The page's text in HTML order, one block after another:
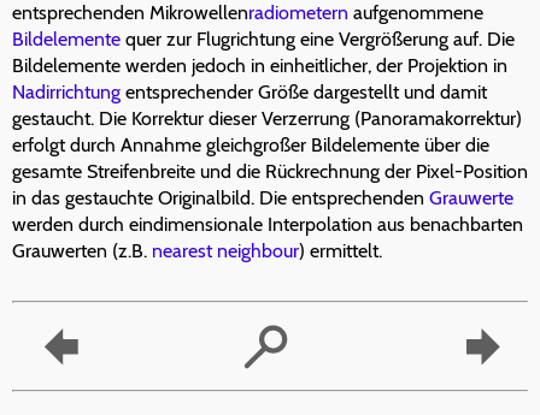
entsprechenden Mikrowellenradiometern aufgenommene
Bildelemente quer zur Flugrichtung eine Vergrößerung auf. Die
Bildelemente werden jedoch in einheitlicher, der Projektion in
Nadirrichtung entsprechender Größe dargestellt und damit
gestaucht. Die Korrektur dieser Verzerrung (Panoramakorrektur)
erfolgt durch Annahme gleichgroßer Bildelemente über die
gesamte Streifenbreite und die Rückrechnung der Pixel-Position
in das gestauchte Originalbild. Die entsprechenden Grauwerte
werden durch eindimensionale Interpolation aus benachbarten
Grauwerten (z.B. nearest neighbour) ermittelt.